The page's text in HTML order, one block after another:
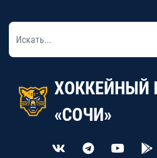
ХОККЕЙНЫЙ
«СОЧИ»